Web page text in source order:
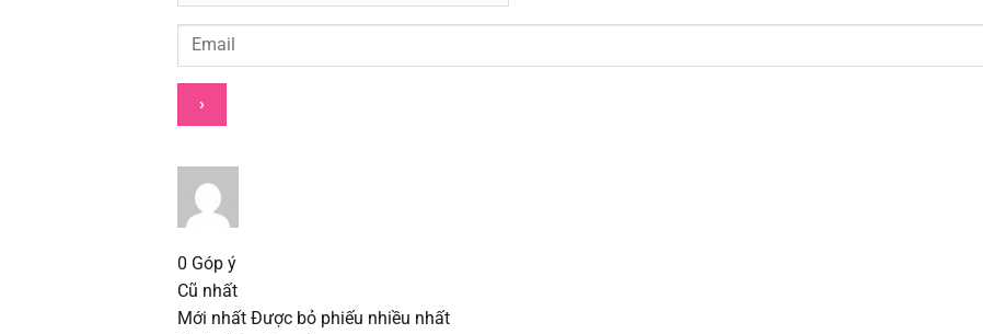
Chapter 69 24/09/2025
Chapter 68
Chapter 66
Chapter 65
Chapter 64
0 Góp ý
Cũ nhất
Mới nhất Được bỏ phiếu nhiều nhất